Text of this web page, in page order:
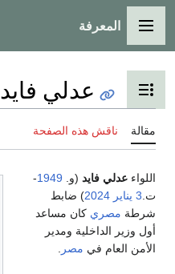
القائمة الرئيسية
المعرفة
تبديل عرض جدول المحتويات
عدلي فايد
مقالة ناقش هذه الصفحة
اللواء عدلي فايد (و. 1949
-
ت. 3 يناير 2024) ضابط
شرطة مصري كان مساعد
أول وزير الداخلية ومدير
الأمن العام في مصر